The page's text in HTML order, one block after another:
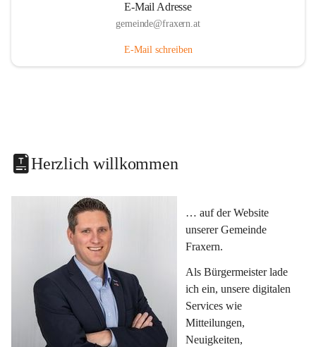
E-Mail Adresse
gemeinde@fraxern.at
E-Mail schreiben
Herzlich willkommen
… auf der Website
unserer Gemeinde
Fraxern.
Als Bürgermeister lade
ich ein, unsere digitalen
Services wie
Mitteilungen,
Neuigkeiten,